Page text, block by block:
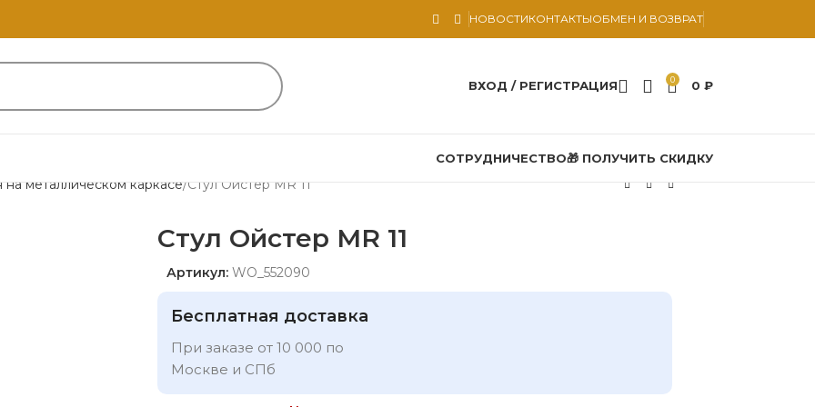
НОВОСТИКОНТАКТЫОБМЕН И ВОЗВРАТ
ВХОД / РЕГИСТРАЦИЯ 0 0 ₽
СОТРУДНИЧЕСТВО🎁 ПОЛУЧИТЬ СКИДКУ
на металлическом каркасе Стул Ойстер MR 11
Стул Ойстер MR 11
Артикул: WO_552090
Бесплатная доставка
При заказе от 10 000 по
Москве и СПб